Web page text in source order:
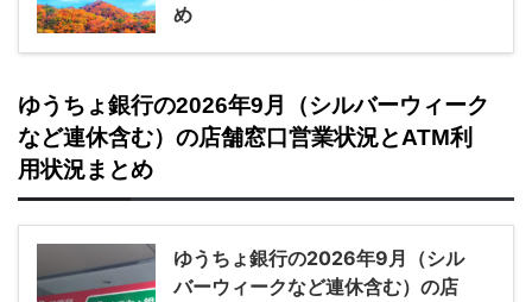
め
ゆうちょ銀行の2026年9月（シルバーウィーク
など連休含む）の店舗窓口営業状況とATM利
用状況まとめ
ゆうちょ銀行の2026年9月（シル
バーウィークなど連休含む）の店